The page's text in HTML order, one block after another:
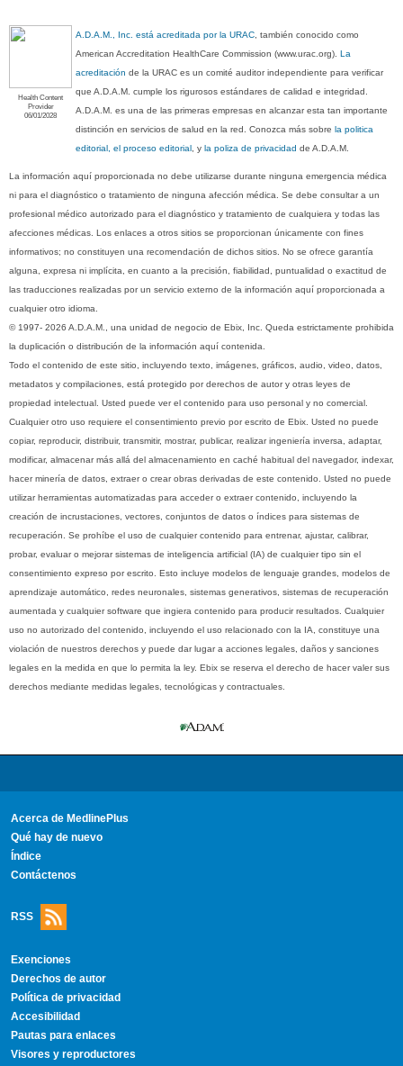
Health Content
Provider
06/01/2028
A.D.A.M., Inc. está acreditada por la URAC, también conocido como
American Accreditation HealthCare Commission (www.urac.org).La
acreditación de la URAC es un comité auditor independiente para verificar
que A.D.A.M. cumple los rigurosos estándares de calidad e integridad.
A.D.A.M. es una de las primeras empresas en alcanzar esta tan importante
distinción en servicios de salud en la red. Conozca más sobrela politica
editorial, el proceso editorial, yla poliza de privacidad de A.D.A.M.
La información aquí proporcionada no debe utilizarse durante ninguna emergencia médica
ni para el diagnóstico o tratamiento de ninguna afección médica. Se debe consultar a un
profesional médico autorizado para el diagnóstico y tratamiento de cualquiera y todas las
afecciones médicas. Los enlaces a otros sitios se proporcionan únicamente con fines
informativos; no constituyen una recomendación de dichos sitios. No se ofrece garantía
alguna, expresa ni implícita, en cuanto a la precisión, fiabilidad, puntualidad o exactitud de
las traducciones realizadas por un servicio externo de la información aquí proporcionada a
cualquier otro idioma.
© 1997- 2026 A.D.A.M., una unidad de negocio de Ebix, Inc. Queda estrictamente prohibida
la duplicación o distribución de la información aquí contenida.
Todo el contenido de este sitio, incluyendo texto, imágenes, gráficos, audio, video, datos,
metadatos y compilaciones, está protegido por derechos de autor y otras leyes de
propiedad intelectual. Usted puede ver el contenido para uso personal y no comercial.
Cualquier otro uso requiere el consentimiento previo por escrito de Ebix. Usted no puede
copiar, reproducir, distribuir, transmitir, mostrar, publicar, realizar ingeniería inversa, adaptar,
modificar, almacenar más allá del almacenamiento en caché habitual del navegador, indexar,
hacer minería de datos, extraer o crear obras derivadas de este contenido. Usted no puede
utilizar herramientas automatizadas para acceder o extraer contenido, incluyendo la
creación de incrustaciones, vectores, conjuntos de datos o índices para sistemas de
recuperación. Se prohíbe el uso de cualquier contenido para entrenar, ajustar, calibrar,
probar, evaluar o mejorar sistemas de inteligencia artificial (IA) de cualquier tipo sin el
consentimiento expreso por escrito. Esto incluye modelos de lenguaje grandes, modelos de
aprendizaje automático, redes neuronales, sistemas generativos, sistemas de recuperación
aumentada y cualquier software que ingiera contenido para producir resultados. Cualquier
uso no autorizado del contenido, incluyendo el uso relacionado con la IA, constituye una
violación de nuestros derechos y puede dar lugar a acciones legales, daños y sanciones
legales en la medida en que lo permita la ley. Ebix se reserva el derecho de hacer valer sus
derechos mediante medidas legales, tecnológicas y contractuales.
Acerca de MedlinePlus
Qué hay de nuevo
Índice
Contáctenos
RSS
Exenciones
Derechos de autor
Política de privacidad
Accesibilidad
Pautas para enlaces
Visores y reproductores